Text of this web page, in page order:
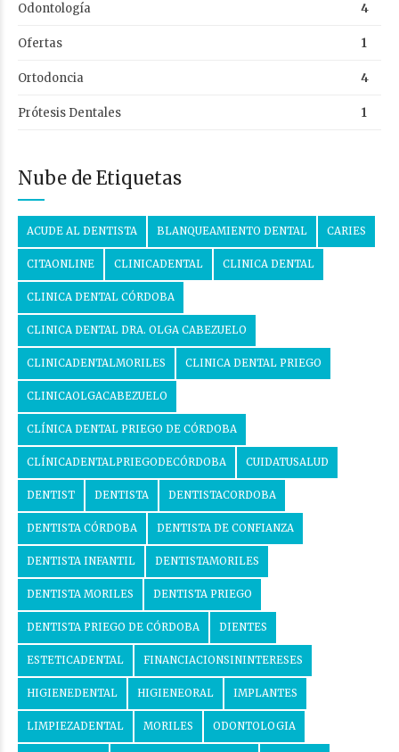
Odontología 4
Ofertas 1
Ortodoncia 4
Prótesis Dentales 1
Nube de Etiquetas
ACUDE AL DENTISTA BLANQUEAMIENTO DENTAL CARIES
CITAONLINE CLINICADENTAL CLINICA DENTAL
CLINICA DENTAL CÓRDOBA
CLINICA DENTAL DRA. OLGA CABEZUELO
CLINICADENTALMORILES CLINICA DENTAL PRIEGO
CLINICAOLGACABEZUELO
CLÍNICA DENTAL PRIEGO DE CÓRDOBA
CLÍNICADENTALPRIEGODECÓRDOBA CUIDATUSALUD
DENTIST DENTISTA DENTISTACORDOBA
DENTISTA CÓRDOBA DENTISTA DE CONFIANZA
DENTISTA INFANTIL DENTISTAMORILES
DENTISTA MORILES DENTISTA PRIEGO
DENTISTA PRIEGO DE CÓRDOBA DIENTES
ESTETICADENTAL FINANCIACIONSININTERESES
HIGIENEDENTAL HIGIENEORAL IMPLANTES
LIMPIEZADENTAL MORILES ODONTOLOGIA